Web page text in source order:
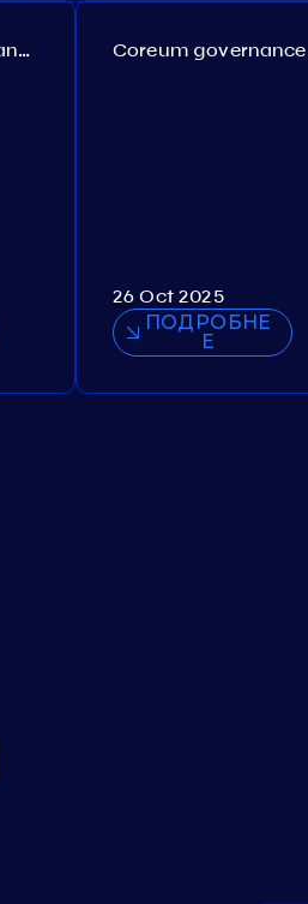
Persistence governance. Proposal №150
26 Oct 2025
ПОДРОБНЕ
Е